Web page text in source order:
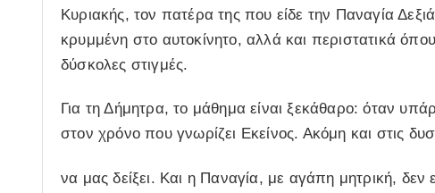
Κυριακής, τον πατέρα της που είδε την Παναγία
κρυμμένη στο αυτοκίνητο, αλλά και περιστατικά
δύσκολες στιγμές.
Για τη Δήμητρα, το μάθημα είναι ξεκάθαρο: όταν
στον χρόνο που γνωρίζει Εκείνος. Ακόμη και στις
να μας δείξει. Και η Παναγία, με αγάπη μητρική, δεν